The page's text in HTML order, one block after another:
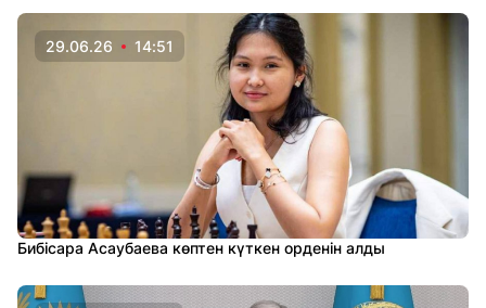
29.06.26 14:51
Бибісара Асаубаева көптен күткен орденін алды